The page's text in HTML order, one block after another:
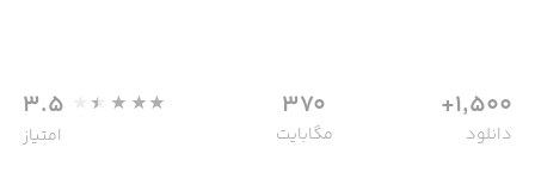
1,500+
دانلود
370
مگابایت
3.5
امتیاز